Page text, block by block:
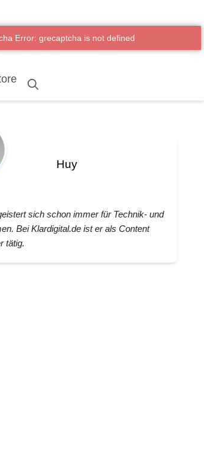
Huy
sich schon immer für Technik- und
Bei Klardigital.de ist er als Content
tätig.